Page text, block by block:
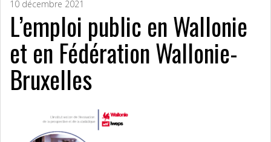
10 décembre 2021
L’emploi public en Wallonie
et en Fédération Wallonie-
Bruxelles